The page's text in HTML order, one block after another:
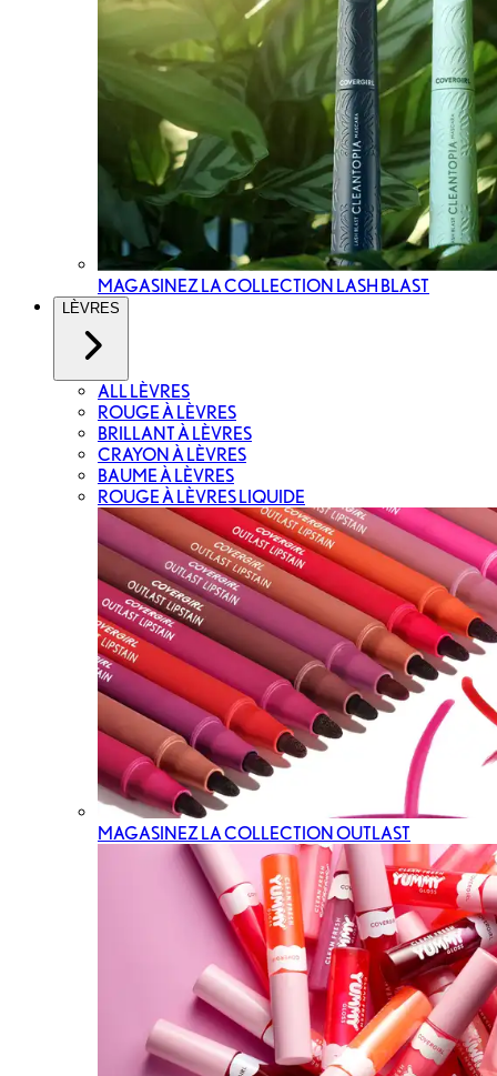
MAGASINEZ LA COLLECTION LASH BLAST
LÈVRES
ALL LÈVRES
ROUGE À LÈVRES
BRILLANT À LÈVRES
CRAYON À LÈVRES
BAUME À LÈVRES
ROUGE À LÈVRES LIQUIDE
MAGASINEZ LA COLLECTION OUTLAST